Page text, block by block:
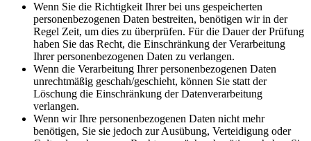
Wenn Sie die Richtigkeit Ihrer bei uns gespeicherten
personenbezogenen Daten bestreiten, benötigen wir in der
Regel Zeit, um dies zu überprüfen. Für die Dauer der Prüfung
haben Sie das Recht, die Einschränkung der Verarbeitung
Ihrer personenbezogenen Daten zu verlangen.
Wenn die Verarbeitung Ihrer personenbezogenen Daten
unrechtmäßig geschah/geschieht, können Sie statt der
Löschung die Einschränkung der Datenverarbeitung
verlangen.
Wenn wir Ihre personenbezogenen Daten nicht mehr
benötigen, Sie sie jedoch zur Ausübung, Verteidigung oder